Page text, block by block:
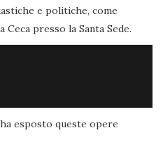
e politiche, come
Ceca presso la Santa Sede.
esposto queste opere